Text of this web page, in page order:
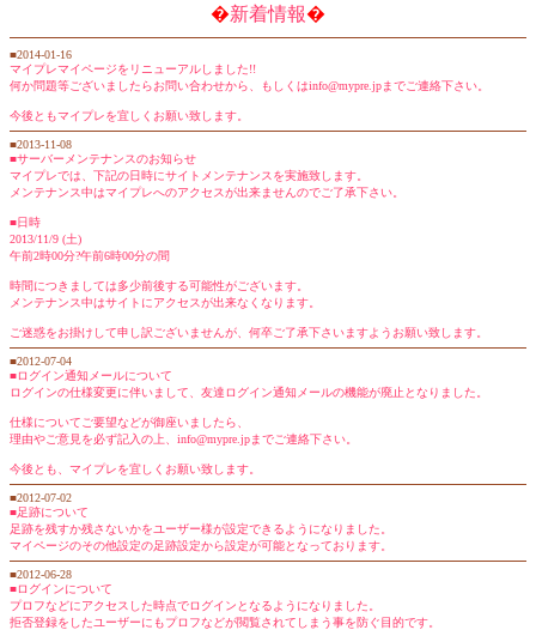
�新着情報�
■2014-01-16
マイプレマイページをリニューアルしました!!
何か問題等ございましたらお問い合わせから、もしくはinfo@mypre.jpまでご連絡下さい。
今後ともマイプレを宜しくお願い致します。
■2013-11-08
■サーバーメンテナンスのお知らせ
マイプレでは、下記の日時にサイトメンテナンスを実施致します。
メンテナンス中はマイプレへのアクセスが出来ませんのでご了承下さい。
■日時
2013/11/9 (土)
午前2時00分?午前6時00分の間
時間につきましては多少前後する可能性がございます。
メンテナンス中はサイトにアクセスが出来なくなります。
ご迷惑をお掛けして申し訳ございませんが、何卒ご了承下さいますようお願い致します。
■2012-07-04
■ログイン通知メールについて
ログインの仕様変更に伴いまして、友達ログイン通知メールの機能が廃止となりました。
仕様についてご要望などが御座いましたら、
理由やご意見を必ず記入の上、info@mypre.jpまでご連絡下さい。
今後とも、マイプレを宜しくお願い致します。
■2012-07-02
■足跡について
足跡を残すか残さないかをユーザー様が設定できるようになりました。
マイページのその他設定の足跡設定から設定が可能となっております。
■2012-06-28
■ログインについて
プロフなどにアクセスした時点でログインとなるようになりました。
拒否登録をしたユーザーにもプロフなどが閲覧されてしまう事を防ぐ目的です。